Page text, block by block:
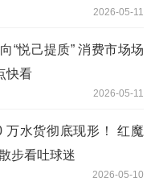
2026-05-11
“悦己提质” 消费市场场
快看
2026-05-11
万水货彻底现形！ 红魔
步看吐球迷
2026-05-10